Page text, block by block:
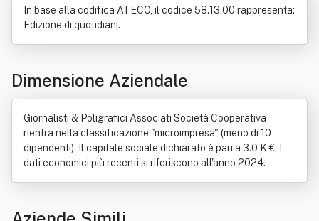
In base alla codifica ATECO, il codice 58.13.00 rappresenta:
Edizione di quotidiani.
Dimensione Aziendale
Giornalisti & Poligrafici Associati Società Cooperativa
rientra nella classificazione "microimpresa" (meno di 10
dipendenti). Il capitale sociale dichiarato è pari a 3.0 K €. I
dati economici più recenti si riferiscono all'anno 2024.